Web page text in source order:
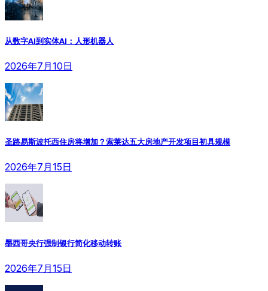
从数字AI到实体AI：人形机器人
2026年7月10日
圣路易斯波托西住房将增加？索莱达五大房地产开发项目初具规模
2026年7月15日
墨西哥央行强制银行简化移动转账
2026年7月15日